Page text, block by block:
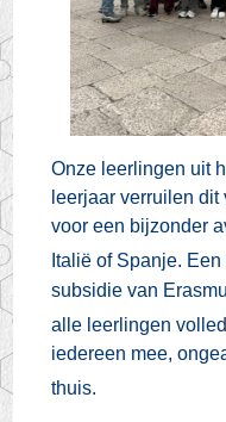
Onze leerlingen uit
leerjaar verruilen
voor een bijzonder
Italië of Spanje.
subsidie van
alle leerlingen
iedereen mee,
thuis.